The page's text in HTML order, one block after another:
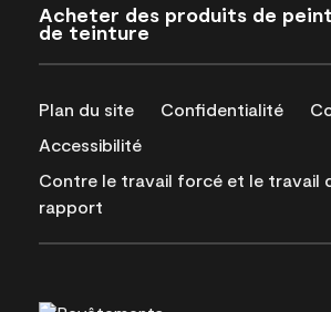
Acheter des produits de
de teinture
Plan du site Confidentialité
Accessibilité
Contre le travail forcé et le travail
rapport